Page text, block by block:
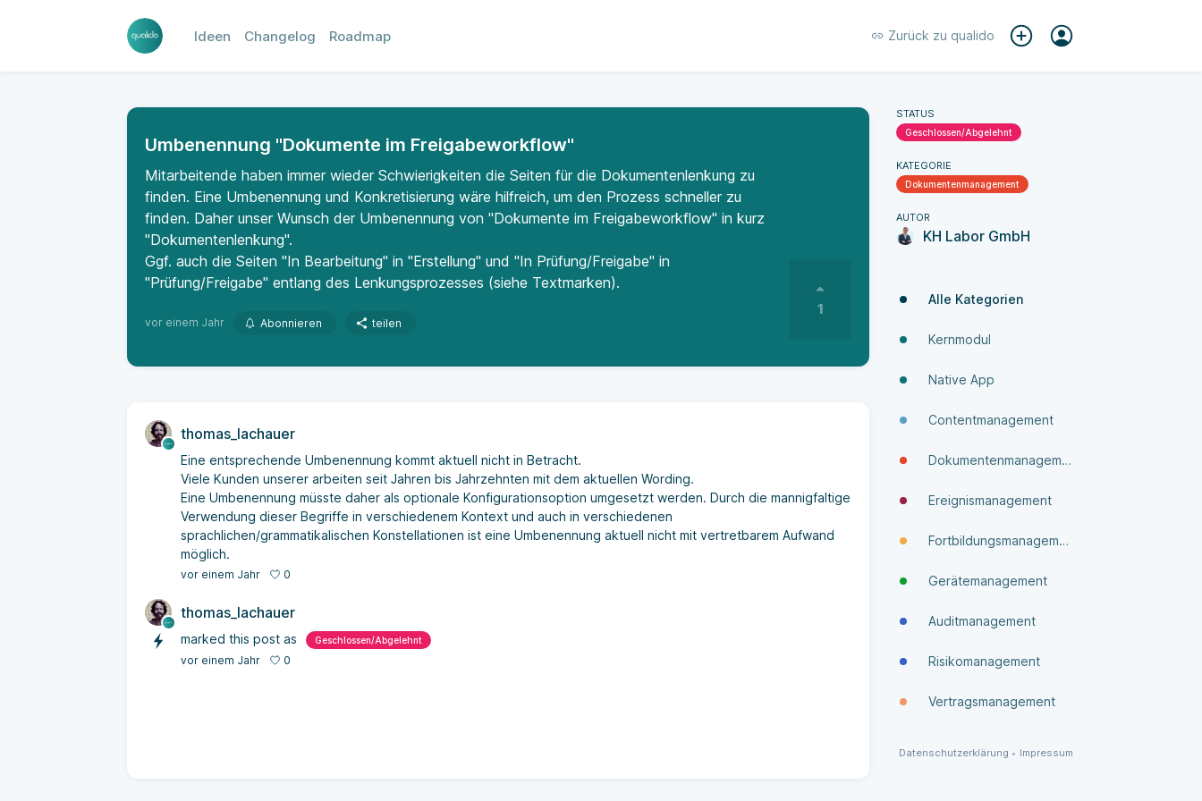
Ideen Changelog Roadmap Zurück zu qualido
Umbenennung "Dokumente im Freigabeworkflow"
Mitarbeitende haben immer wieder Schwierigkeiten die Seiten für die Dokumentenlenkung zu
finden. Eine Umbenennung und Konkretisierung wäre hilfreich, um den Prozess schneller zu
finden. Daher unser Wunsch der Umbenennung von "Dokumente im Freigabeworkflow" in kurz
"Dokumentenlenkung".
Ggf. auch die Seiten "In Bearbeitung" in "Erstellung" und "In Prüfung/Freigabe" in
"Prüfung/Freigabe" entlang des Lenkungsprozesses (siehe Textmarken).
vor einem Jahr Abonnieren teilen
1
thomas_lachauer
Eine entsprechende Umbenennung kommt aktuell nicht in Betracht.
Viele Kunden unserer arbeiten seit Jahren bis Jahrzehnten mit dem aktuellen Wording.
Eine Umbenennung müsste daher als optionale Konfigurationsoption umgesetzt werden. Durch die mannigfaltige
Verwendung dieser Begriffe in verschiedenem Kontext und auch in verschiedenen
sprachlichen/grammatikalischen Konstellationen ist eine Umbenennung aktuell nicht mit vertretbarem Aufwand
möglich.
vor einem Jahr 0
thomas_lachauer
marked this post as Geschlossen/Abgelehnt
vor einem Jahr 0
STATUS
Geschlossen/Abgelehnt
KATEGORIE
Dokumenten­manage­ment
AUTOR
KH Labor GmbH
Alle Kategorien
Kernmodul
Native App
Contentmanagement
Dokumenten­manage­ment
Ereignismanagement
Fortbildungsmanagement
Gerätemanagement
Auditmanagement
Risikomanagement
Vertragsmanagement
Datenschutzerklärung • Impressum